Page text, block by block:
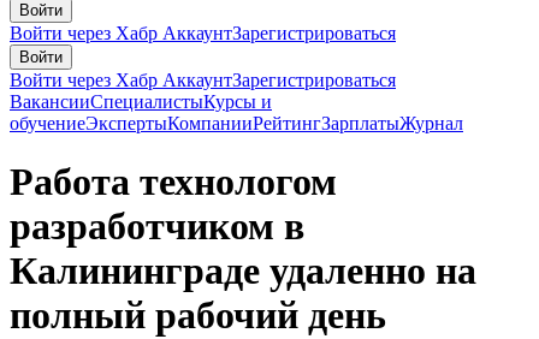
Войти
Войти через Хабр АккаунтЗарегистрироваться
Войти
Войти через Хабр АккаунтЗарегистрироваться
ВакансииСпециалистыКурсы и
обучениеЭкспертыКомпанииРейтингЗарплатыЖурнал
Работа технологом
разработчиком в
Калининграде удаленно на
полный рабочий день